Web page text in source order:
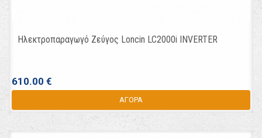
Ηλεκτροπαραγωγό Ζεύγος Loncin LC2000i INVERTER
610.00 €
ΑΓΟΡΑ